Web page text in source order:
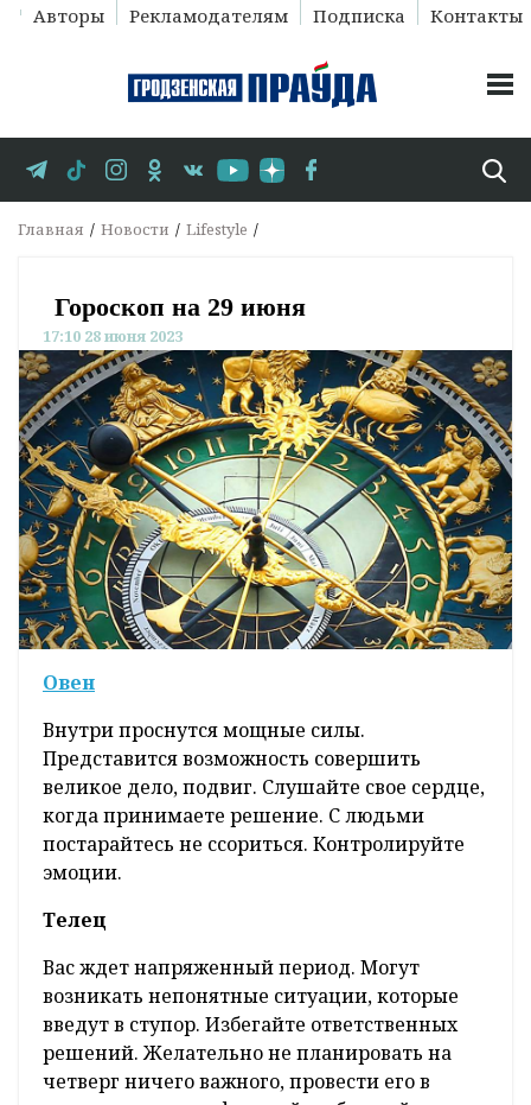
Авторы Рекламодателям Подписка Контакты
Главная Новости Lifestyle
Гороскоп на 29 июня
17:10 28 июня 2023
Овен
Внутри проснутся мощные силы.
Представится возможность совершить
великое дело, подвиг. Слушайте свое сердце,
когда принимаете решение. С людьми
постарайтесь не ссориться. Контролируйте
эмоции.
Телец
Вас ждет напряженный период. Могут
возникать непонятные ситуации, которые
введут в ступор. Избегайте ответственных
решений. Желательно не планировать на
четверг ничего важного, провести его в